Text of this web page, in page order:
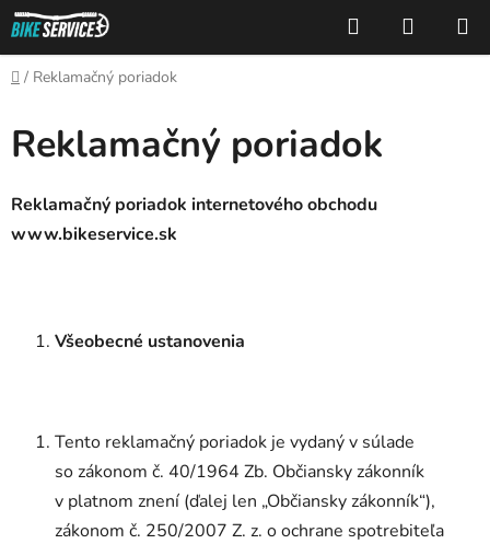
Prejsť
na
obsah
Hľadať
KOŠÍK
Domov
/ Reklamačný poriadok
Reklamačný poriadok
Reklamačný poriadok internetového obchodu
www.bikeservice.sk
Všeobecné ustanovenia
Tento reklamačný poriadok je vydaný v súlade
so zákonom č. 40/1964 Zb. Občiansky zákonník
v platnom znení (ďalej len „Občiansky zákonník“),
zákonom č. 250/2007 Z. z. o ochrane spotrebiteľa